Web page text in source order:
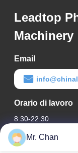
Leadtop
Machinery
Email
Orario di lavoro
8:30-22:30
Il nostro indirizzo
Mr. Chan